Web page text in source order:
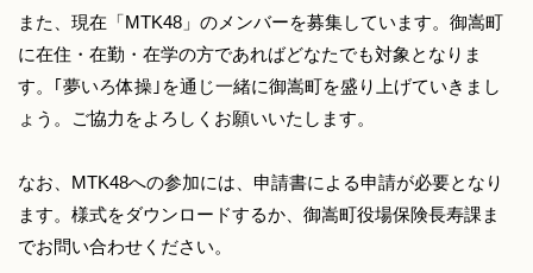
また、現在「MTK48」のメンバーを募集しています。御嵩町
に在住・在勤・在学の方であればどなたでも対象となりま
す。｢夢いろ体操｣を通じ一緒に御嵩町を盛り上げていきまし
ょう。ご協力をよろしくお願いいたします。
なお、MTK48への参加には、申請書による申請が必要となり
ます。様式をダウンロードするか、御嵩町役場保険長寿課ま
でお問い合わせください。